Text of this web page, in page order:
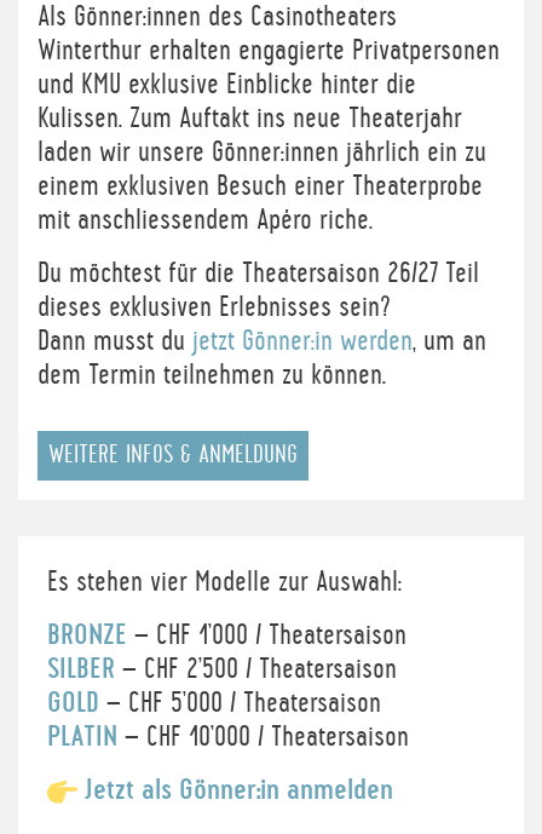
Als Gönner:innen des Casinotheaters
Winterthur erhalten engagierte Privatpersonen
und KMU exklusive Einblicke hinter die
Kulissen. Zum Auftakt ins neue Theaterjahr
laden wir unsere Gönner:innen jährlich ein zu
einem exklusiven Besuch einer Theaterprobe
mit anschliessendem Apéro riche.
Du möchtest für die Theatersaison 26/27 Teil
dieses exklusiven Erlebnisses sein?
Dann musst du jetzt Gönner:in werden, um an
dem Termin teilnehmen zu können.
WEITERE INFOS & ANMELDUNG
Es stehen vier Modelle zur Auswahl:
BRONZE – CHF 1’000 / Theatersaison
SILBER – CHF 2’500 / Theatersaison
GOLD – CHF 5’000 / Theatersaison
PLATIN – CHF 10’000 / Theatersaison
Jetzt als Gönner:in anmelden